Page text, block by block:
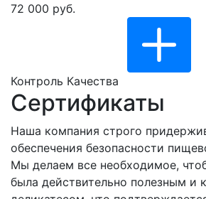
72 000 руб.
Контроль Качества
Сертификаты
Наша компания строго
обеспечения безопасности
Мы делаем все необходимое,
была действительно полезным и